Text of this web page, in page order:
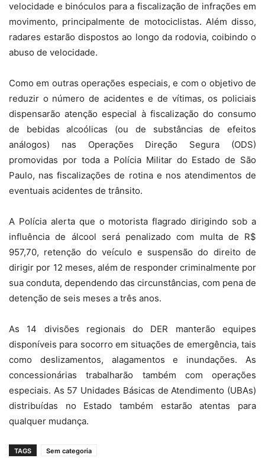
velocidade e binóculos para a fiscalização de infrações em
movimento, principalmente de motociclistas. Além disso,
radares estarão dispostos ao longo da rodovia, coibindo o
abuso de velocidade.
Como em outras operações especiais, e com o objetivo de
reduzir o número de acidentes e de vítimas, os policiais
dispensarão atenção especial à fiscalização do consumo
de bebidas alcoólicas (ou de substâncias de efeitos
análogos) nas Operações Direção Segura (ODS)
promovidas por toda a Polícia Militar do Estado de São
Paulo, nas fiscalizações de rotina e nos atendimentos de
eventuais acidentes de trânsito.
A Polícia alerta que o motorista flagrado dirigindo sob a
influência de álcool será penalizado com multa de R$
957,70, retenção do veículo e suspensão do direito de
dirigir por 12 meses, além de responder criminalmente por
sua conduta, dependendo das circunstâncias, com pena de
detenção de seis meses a três anos.
As 14 divisões regionais do DER manterão equipes
disponíveis para socorro em situações de emergência, tais
como deslizamentos, alagamentos e inundações. As
concessionárias trabalharão também com operações
especiais. As 57 Unidades Básicas de Atendimento (UBAs)
distribuídas no Estado também estarão atentas para
qualquer mudança.
TAGS Sem categoria